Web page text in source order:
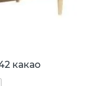
какао